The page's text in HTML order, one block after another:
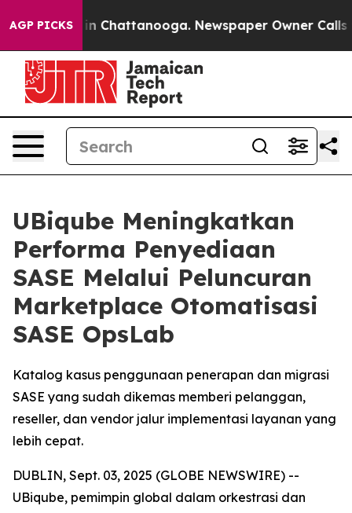
AGP PICKS
Chaos in Chattanooga. Newspaper Owner Calls
UBiqube Meningkatkan
Performa Penyediaan
SASE Melalui Peluncuran
Marketplace Otomatisasi
SASE OpsLab
Katalog kasus penggunaan penerapan dan migrasi
SASE yang sudah dikemas memberi pelanggan,
reseller, dan vendor jalur implementasi layanan yang
lebih cepat.
DUBLIN, Sept. 03, 2025 (GLOBE NEWSWIRE) --
UBiqube, pemimpin global dalam orkestrasi dan